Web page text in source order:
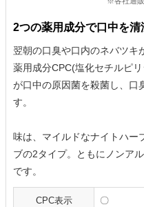
2つの薬用成分で口中を清
翌朝の口臭や口内のネバツキ
薬用成分CPC(塩化セチルピ
が口中の原因菌を殺菌し、口
す。
味は、マイルドなナイトハー
ブの2タイプ。ともにノンア
です。
CPC表示 〇